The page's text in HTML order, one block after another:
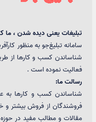
تبلیغات یعنی دیده شدن ، ما
سامانه تبلیغ‌جو به منظور
شناساندن کسب و کارها از
فعالیت نموده است .
رسالت ما:
شناساندن کسب و کارها به
فروشندگان از فروش بیشتر و
مقالات و مطالب مفید در حوزه